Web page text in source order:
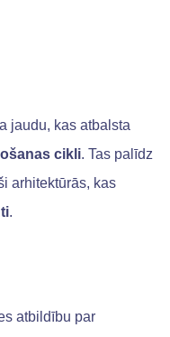
jaudu, kas atbalsta
cikli. Tas palīdz
arhitektūrās, kas
.
atbildību par